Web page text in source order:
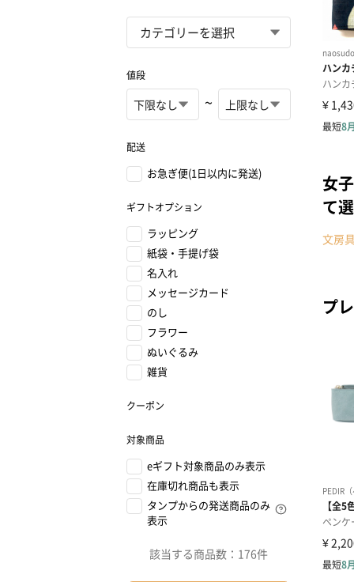
値段
~
配送
お急ぎ便(1日以内に発送)
ギフトオプション
ラッピング
紙袋・手提げ袋
名入れ
メッセージカード
のし
フラワー
ぬいぐるみ
雑貨
クーポン
対象商品
eギフト対象商品のみ表示
在庫切れ商品も表示
タンプからの発送商品のみ
表示
該当する商品数： 176件
女
て
文房
プ